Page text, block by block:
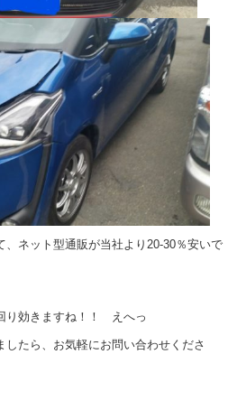
ネット型通販が当社より20-30％安いで
り効きますね！！ えへっ
たら、お気軽にお問い合わせくださ